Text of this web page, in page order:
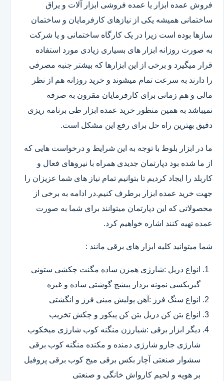
فروش عمده ابزار یا عمده فروشی ابزار آلات و یراق
ساختمانی همیشه یکی از نیازهای کارفرمایان و ساختمان
سازها بوده است زیرا در یک کارگاه ساختمانی و یا شرکت
به صورت روزانه ابزار های بسیاری زیادی مورد استفاده
قرار میگیرد و برخی از این ابزارها که بیشتر جنبه مصرفی
را دارند به سرعت تمام میشوند و خرید روزانه هم از نظر
مالی و هم زمانی برای کارفرمایان مقرون به صرفه
نمیباشد به همین منظور خرید عمده ابزار طی برنامه ریزی
دقیق بهترین راه حل برای رفع این مشکل است.
ما در ابزار بلوط با توجه به این شرایط و درخواست هایی که
از ما شده بود دپارتمان جدیدی همراه با نیروهای فعال و
کاربلد را ایجاد کردیم تا بتوانیم تمام نیاز های شما عزیزان را
جهت خرید عمده ابزار برطرف کنیم.در ادامه به برخی از
محصولاتی که این دپارتمان میتوانند برای شما به صورت
عمده تهیه کنند اشاره خواهیم کرد.
شما میتوانید کلیه ابزار های برقی مانند :
انواع دریل :شارژی همزن ساده مگنت چکشی ستونی
گیربکسی نمونه بردار پیشچ گوشتی ساده و غیره
انواع سنگ فرز :آهن پولیش مینی فرز و انگشتی
انواع بتن کن دریل بتن کن پیکور و چکش تخریب
دیگر ابزار برقی :شیارزن منگنه کوب شارژی میخکوب
شارژی جارو شارژی دمنده و مکنده منگنه کوب برقی
سشوار صنعتی آچار بکس برقی میخ کوب برقی پروفیل
بر هویه و لحیم کارواش خانگی و صنعتی